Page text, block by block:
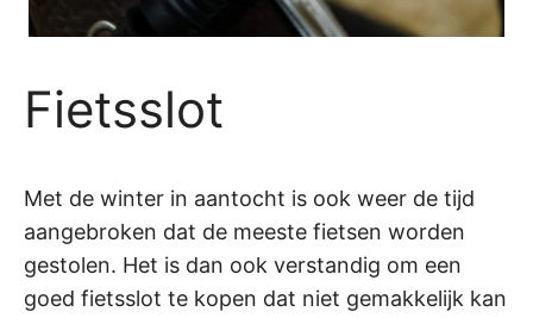
Fietsslot
Met de winter in aantocht is ook weer de tijd
aangebroken dat de meeste fietsen worden
gestolen. Het is dan ook verstandig om een
goed fietsslot te kopen dat niet gemakkelijk kan